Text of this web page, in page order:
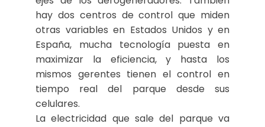
hay dos centros de control que miden
otras variables en Estados Unidos y en
España, mucha tecnología puesta en
maximizar la eficiencia, y hasta los
mismos gerentes tienen el control en
tiempo real del parque desde sus
celulares.
La electricidad que sale del parque va